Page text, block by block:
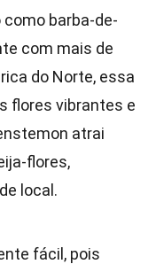
barba-de-
com mais de
do Norte, essa
flores vibrantes e
atrai
flores,
local.
fácil, pois